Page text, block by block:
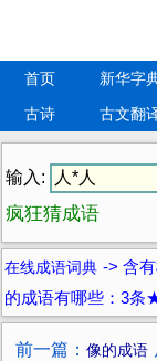
首页 新华字
古诗
古文翻
输入:
疯狂猜成语
在线成语词典 -> 含
的成语有哪些：3
前一篇： 像的成语